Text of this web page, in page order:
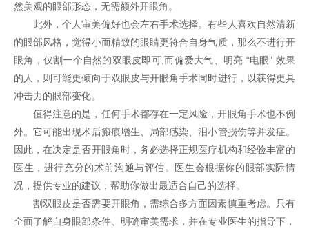
然美观的眼部形态，无需额外开眼角。
此外，个人审美偏好也会左右手术选择。有些人喜欢自然清新
的眼部风格，觉得小而精致的眼睛更符合自身气质，那么不进行开
眼角，仅割一个自然的双眼皮即可;而偏爱大气、明亮 “电眼” 效果
的人，则可能更倾向于双眼皮与开眼角手术同时进行，以获得更具
冲击力的眼部变化。
值得注意的是，任何手术都存在一定风险，开眼角手术也不例
外。它可能出现术后瘢痕增生、局部感染、泪小管损伤等并发症。
因此，在决定是否开眼角时，务必选择正规医疗机构和经验丰富的
医生，进行充分的术前沟通与评估。医生会根据你的眼部实际情
况，提供专业的建议，帮助你做出最适合自己的选择。
割双眼皮是否需要开眼角，需综合多方面因素慎重考虑。只有
全面了解自身眼部条件、明确审美需求，并在专业医生的指导下，